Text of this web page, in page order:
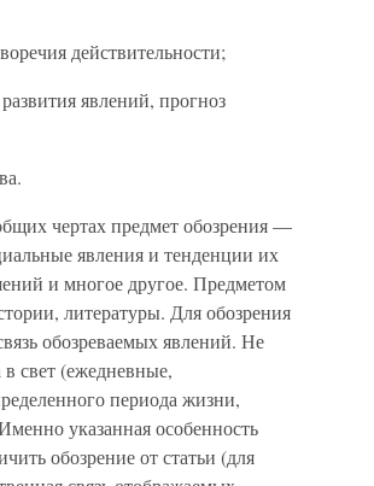
действительности;
явлений, прогноз
чертах предмет обозрения —
явления и тенденции их
и многое другое. Предметом
литературы. Для обозрения
обозреваемых явлений. Не
свет (ежедневные,
периода жизни,
указанная особенность
обозрение от статьи (для